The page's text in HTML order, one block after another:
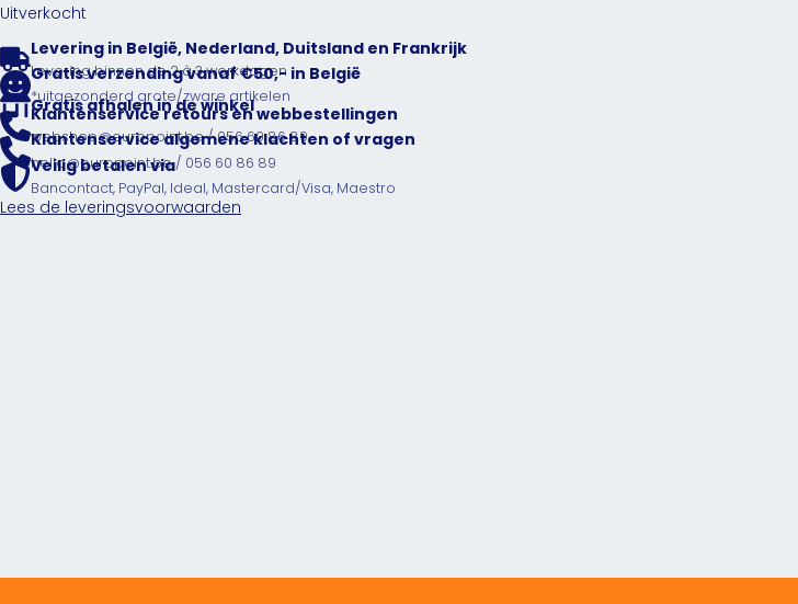
Uitverkocht
Levering in België, Nederland, Duitsland en Frankrijk
Levering binnen de 2 à 3 werkdagen
Gratis verzending vanaf €50,- in België
*uitgezonderd grote/zware artikelen
Gratis afhalen in de winkel
Klantenservice retours en webbestellingen
webshop@europoint.be / 056 60 86 89
Klantenservice algemene klachten of vragen
hello@europoint.be / 056 60 86 89
Veilig betalen via
Bancontact, PayPal, Ideal, Mastercard/Visa, Maestro
Lees de leveringsvoorwaarden